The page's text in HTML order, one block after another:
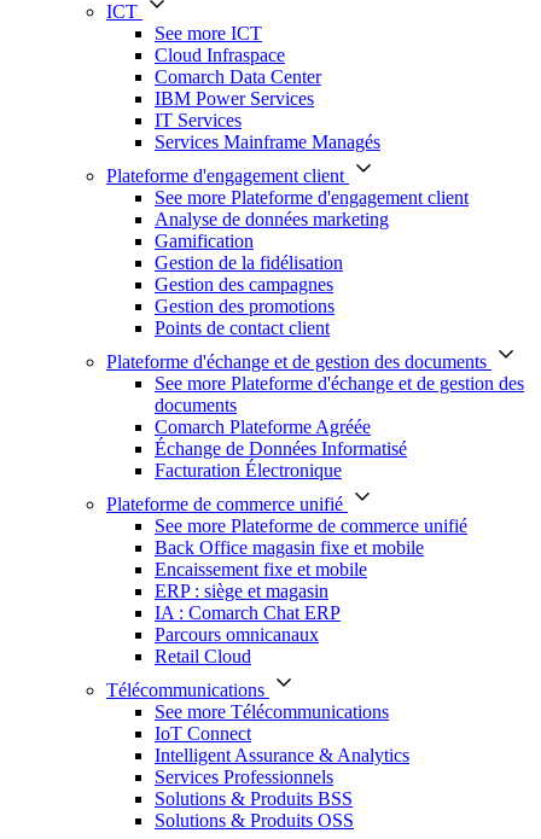
ICT
See more ICT
Cloud Infraspace
Comarch Data Center
IBM Power Services
IT Services
Services Mainframe Managés
Plateforme d'engagement client
See more Plateforme d'engagement client
Analyse de données marketing
Gamification
Gestion de la fidélisation
Gestion des campagnes
Gestion des promotions
Points de contact client
Plateforme d'échange et de gestion des documents
See more Plateforme d'échange et de gestion des
documents
Comarch Plateforme Agréée
Échange de Données Informatisé
Facturation Électronique
Plateforme de commerce unifié
See more Plateforme de commerce unifié
Back Office magasin fixe et mobile
Encaissement fixe et mobile
ERP : siège et magasin
IA : Comarch Chat ERP
Parcours omnicanaux
Retail Cloud
Télécommunications
See more Télécommunications
IoT Connect
Intelligent Assurance & Analytics
Services Professionnels
Solutions & Produits BSS
Solutions & Produits OSS